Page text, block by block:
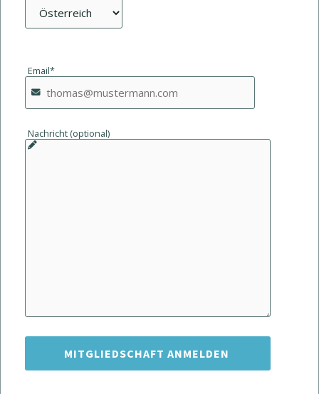
Email*
Nachricht (optional)